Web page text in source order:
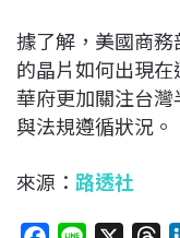
據了解，美國商
的晶片如何出現
華府更加關注台
與法規遵循狀況。
來源： 路透社